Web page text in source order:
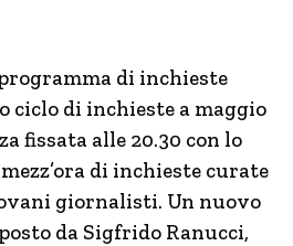
di inchieste
ciclo di inchieste a maggio
fissata alle 20.30 con lo
mezz’ora di inchieste curate
giornalisti. Un nuovo
da Sigfrido Ranucci,